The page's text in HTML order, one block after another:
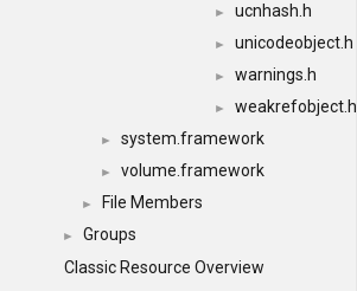
► ucnhash.h
► unicodeobject.h
► warnings.h
► weakrefobject.h
► system.framework
► volume.framework
► File Members
►
Groups
Classic Resource Overview